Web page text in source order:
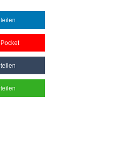
teilen
Pocket
teilen
teilen